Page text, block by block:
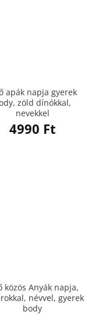
apák napja gyerek
zöld dínókkal,
nevekkel
4990 Ft
közös Anyák napja,
névvel, gyerek
body